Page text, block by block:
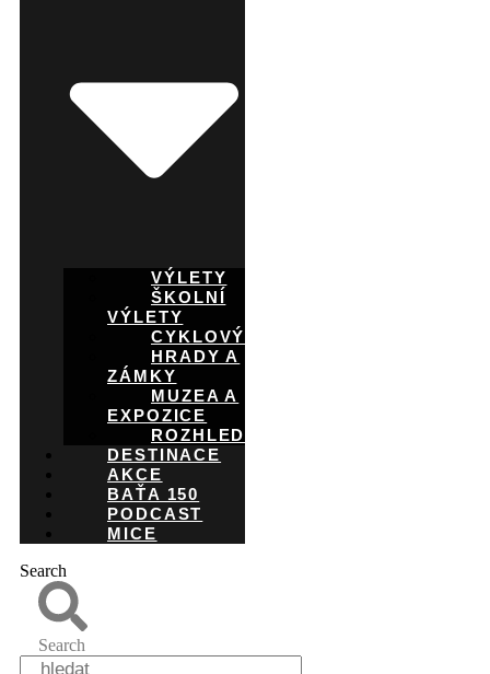
VÝLETY
ŠKOLNÍ
VÝLETY
CYKLOVÝLETY
HRADY A
ZÁMKY
MUZEA A
EXPOZICE
ROZHLEDNY
DESTINACE
AKCE
BAŤA 150
PODCAST
MICE
Search
Search